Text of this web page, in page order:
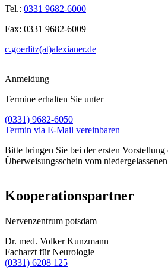
Tel.: 0331 9682-6000
Fax: 0331 9682-6009
c.goerlitz(at)alexianer.de
Anmeldung
Termine erhalten Sie unter
(0331) 9682-6050
Termin via E-Mail vereinbaren
Bitte bringen Sie bei der ersten Vorstellung
Überweisungsschein vom
Kooperationspartner
Nervenzentrum potsdam
Dr. med. Volker Kunzmann
Facharzt für Neurologie
(0331) 6208 125